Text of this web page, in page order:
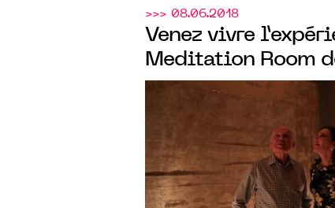
>>> 08.06.2018
Venez vivre
Meditation Room
lors des
du 2 juillet 2018